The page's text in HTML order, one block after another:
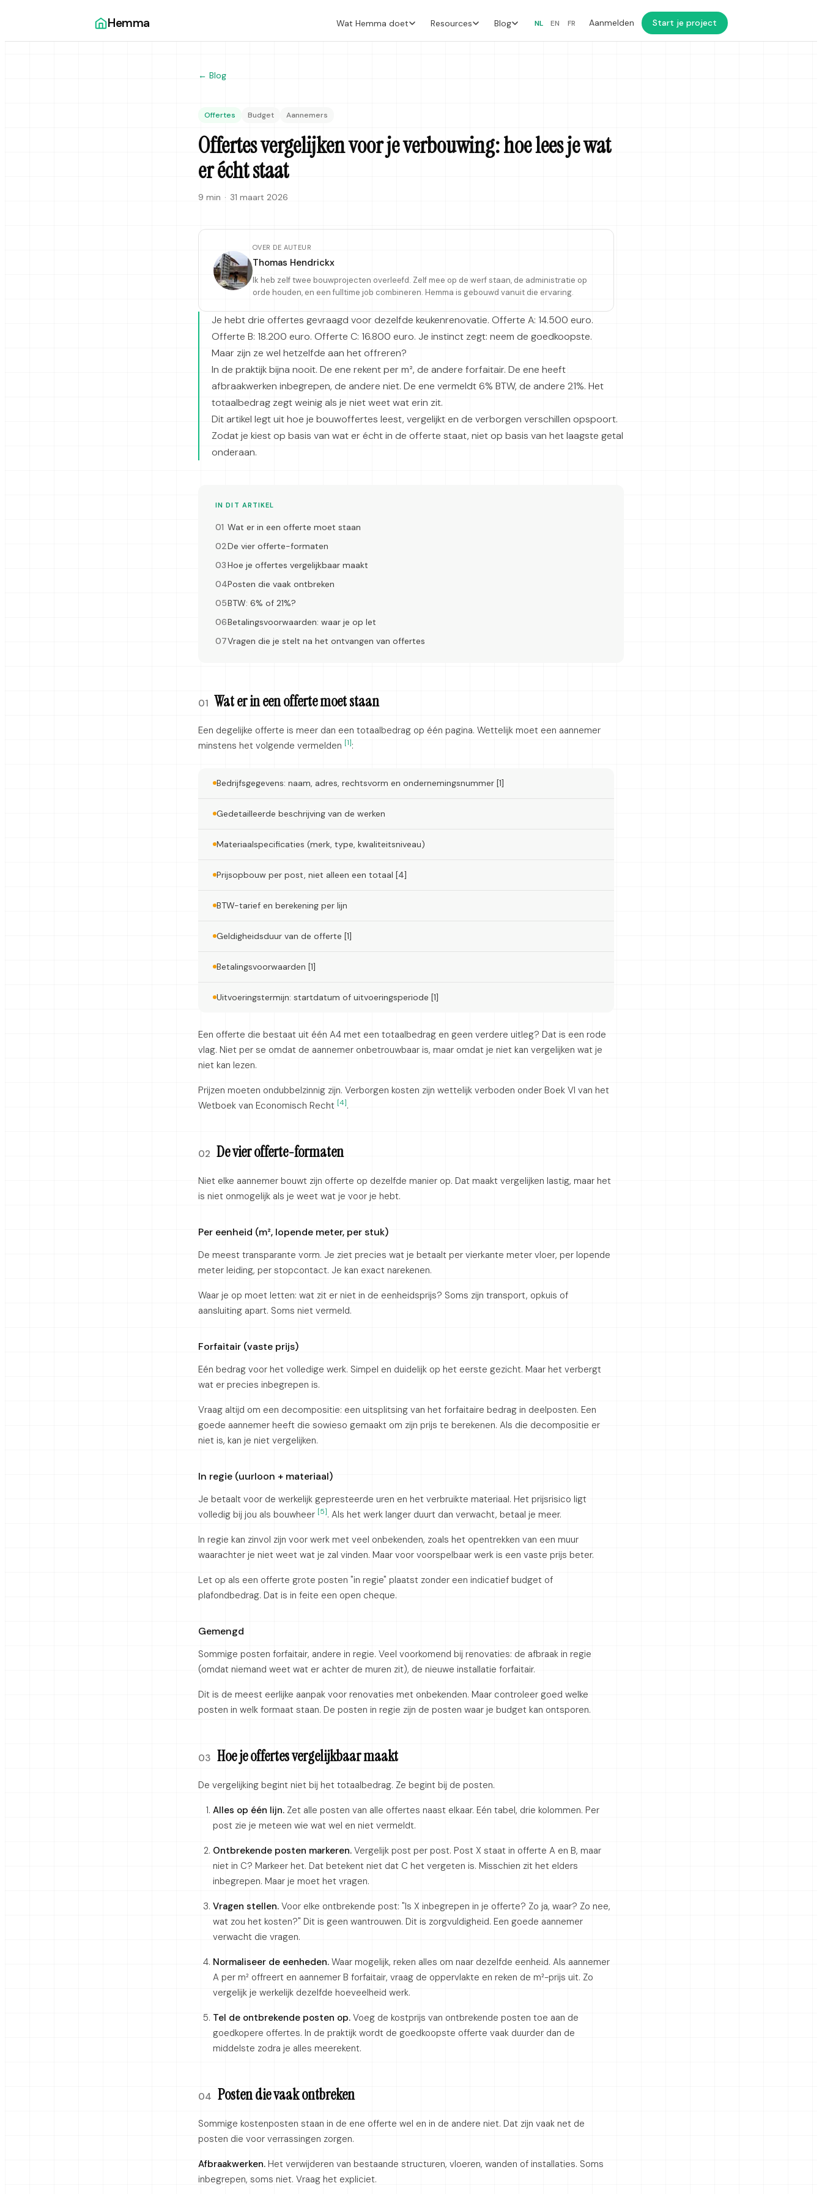
Hemma Wat Hemma doet Resources Blog NL EN FR Aanmelden Start je project
← Blog
Offertes Budget Aannemers
Offertes vergelijken voor je verbouwing: hoe lees je wat
er écht staat
9 min · 31 maart 2026
OVER DE AUTEUR
Thomas Hendrickx
Ik heb zelf twee bouwprojecten overleefd. Zelf mee op de werf staan, de administratie op
orde houden, en een fulltime job combineren. Hemma is gebouwd vanuit die ervaring.
Je hebt drie offertes gevraagd voor dezelfde keukenrenovatie. Offerte A: 14.500 euro.
Offerte B: 18.200 euro. Offerte C: 16.800 euro. Je instinct zegt: neem de goedkoopste.
Maar zijn ze wel hetzelfde aan het offreren?
In de praktijk bijna nooit. De ene rekent per m², de andere forfaitair. De ene heeft
afbraakwerken inbegrepen, de andere niet. De ene vermeldt 6% BTW, de andere 21%. Het
totaalbedrag zegt weinig als je niet weet wat erin zit.
Dit artikel legt uit hoe je bouwoffertes leest, vergelijkt en de verborgen verschillen opspoort.
Zodat je kiest op basis van wat er écht in de offerte staat, niet op basis van het laagste getal
onderaan.
IN DIT ARTIKEL
Wat er in een offerte moet staan
De vier offerte-formaten
Hoe je offertes vergelijkbaar maakt
Posten die vaak ontbreken
BTW: 6% of 21%?
Betalingsvoorwaarden: waar je op let
Vragen die je stelt na het ontvangen van offertes
01 Wat er in een offerte moet staan
Een degelijke offerte is meer dan een totaalbedrag op één pagina. Wettelijk moet een aannemer
minstens het volgende vermelden [1]:
Bedrijfsgegevens: naam, adres, rechtsvorm en ondernemingsnummer [1]
Gedetailleerde beschrijving van de werken
Materiaalspecificaties (merk, type, kwaliteitsniveau)
Prijsopbouw per post, niet alleen een totaal [4]
BTW-tarief en berekening per lijn
Geldigheidsduur van de offerte [1]
Betalingsvoorwaarden [1]
Uitvoeringstermijn: startdatum of uitvoeringsperiode [1]
Een offerte die bestaat uit één A4 met een totaalbedrag en geen verdere uitleg? Dat is een rode
vlag. Niet per se omdat de aannemer onbetrouwbaar is, maar omdat je niet kan vergelijken wat je
niet kan lezen.
Prijzen moeten ondubbelzinnig zijn. Verborgen kosten zijn wettelijk verboden onder Boek VI van het
Wetboek van Economisch Recht [4].
02 De vier offerte-formaten
Niet elke aannemer bouwt zijn offerte op dezelfde manier op. Dat maakt vergelijken lastig, maar het
is niet onmogelijk als je weet wat je voor je hebt.
Per eenheid (m², lopende meter, per stuk)
De meest transparante vorm. Je ziet precies wat je betaalt per vierkante meter vloer, per lopende
meter leiding, per stopcontact. Je kan exact narekenen.
Waar je op moet letten: wat zit er niet in de eenheidsprijs? Soms zijn transport, opkuis of
aansluiting apart. Soms niet vermeld.
Forfaitair (vaste prijs)
Eén bedrag voor het volledige werk. Simpel en duidelijk op het eerste gezicht. Maar het verbergt
wat er precies inbegrepen is.
Vraag altijd om een decompositie: een uitsplitsing van het forfaitaire bedrag in deelposten. Een
goede aannemer heeft die sowieso gemaakt om zijn prijs te berekenen. Als die decompositie er
niet is, kan je niet vergelijken.
In regie (uurloon + materiaal)
Je betaalt voor de werkelijk gepresteerde uren en het verbruikte materiaal. Het prijsrisico ligt
volledig bij jou als bouwheer [5]. Als het werk langer duurt dan verwacht, betaal je meer.
In regie kan zinvol zijn voor werk met veel onbekenden, zoals het opentrekken van een muur
waarachter je niet weet wat je zal vinden. Maar voor voorspelbaar werk is een vaste prijs beter.
Let op als een offerte grote posten "in regie" plaatst zonder een indicatief budget of
plafondbedrag. Dat is in feite een open cheque.
Gemengd
Sommige posten forfaitair, andere in regie. Veel voorkomend bij renovaties: de afbraak in regie
(omdat niemand weet wat er achter de muren zit), de nieuwe installatie forfaitair.
Dit is de meest eerlijke aanpak voor renovaties met onbekenden. Maar controleer goed welke
posten in welk formaat staan. De posten in regie zijn de posten waar je budget kan ontsporen.
03 Hoe je offertes vergelijkbaar maakt
De vergelijking begint niet bij het totaalbedrag. Ze begint bij de posten.
Alles op één lijn. Zet alle posten van alle offertes naast elkaar. Eén tabel, drie kolommen. Per
post zie je meteen wie wat wel en niet vermeldt.
Ontbrekende posten markeren. Vergelijk post per post. Post X staat in offerte A en B, maar
niet in C? Markeer het. Dat betekent niet dat C het vergeten is. Misschien zit het elders
inbegrepen. Maar je moet het vragen.
Vragen stellen. Voor elke ontbrekende post: "Is X inbegrepen in je offerte? Zo ja, waar? Zo nee,
wat zou het kosten?" Dit is geen wantrouwen. Dit is zorgvuldigheid. Een goede aannemer
verwacht die vragen.
Normaliseer de eenheden. Waar mogelijk, reken alles om naar dezelfde eenheid. Als aannemer
A per m² offreert en aannemer B forfaitair, vraag de oppervlakte en reken de m²-prijs uit. Zo
vergelijk je werkelijk dezelfde hoeveelheid werk.
Tel de ontbrekende posten op. Voeg de kostprijs van ontbrekende posten toe aan de
goedkopere offertes. In de praktijk wordt de goedkoopste offerte vaak duurder dan de
middelste zodra je alles meerekent.
04 Posten die vaak ontbreken
Sommige kostenposten staan in de ene offerte wel en in de andere niet. Dat zijn vaak net de
posten die voor verrassingen zorgen.
Afbraakwerken. Het verwijderen van bestaande structuren, vloeren, wanden of installaties. Soms
inbegrepen, soms niet. Vraag het expliciet.